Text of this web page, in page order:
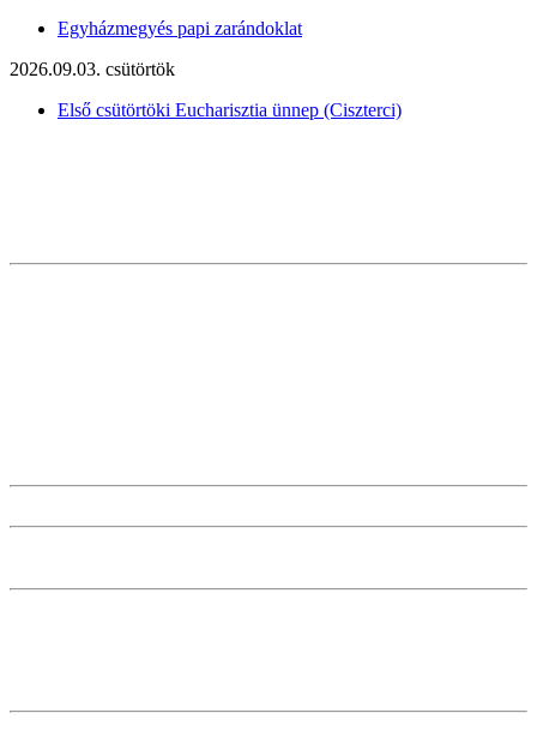
Egyházmegyés papi zarándoklat
2026.09.03. csütörtök
Első csütörtöki Eucharisztia ünnep (Ciszterci)